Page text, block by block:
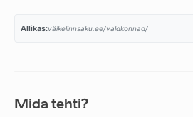
Allikas:väikelinnsaku.ee/valdkonnad/
Mida tehti?